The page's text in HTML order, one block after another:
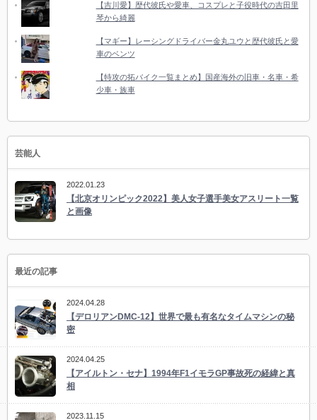
【吉川愛】歴代彼氏や愛車、コスプレと子役時代の吉田里
琴から綺麗
【マギー】レーシングドライバー金丸ユウと歴代彼氏と愛
車のベンツ
【特攻の拓バイク一覧まとめ】国産海外の旧車・名車・希
少車・族車
芸能人
2022.01.23
【北京オリンピック2022】美人女子選手美女アスリート一覧
と画像
最近の記事
2024.04.28
【デロリアンDMC-12】世界で最も有名なタイムマシンの秘
密
2024.04.25
【アイルトン・セナ】1994年F1イモラGP事故死の経緯と真
相
2023.11.15